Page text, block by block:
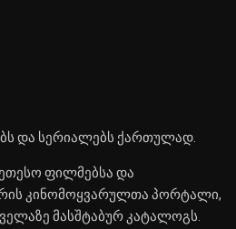
და სერიალებს ქართულად.
ფილმებსა და
კინომოყვარულთა პორტალი,
მასშტაბურ კატალოგს.